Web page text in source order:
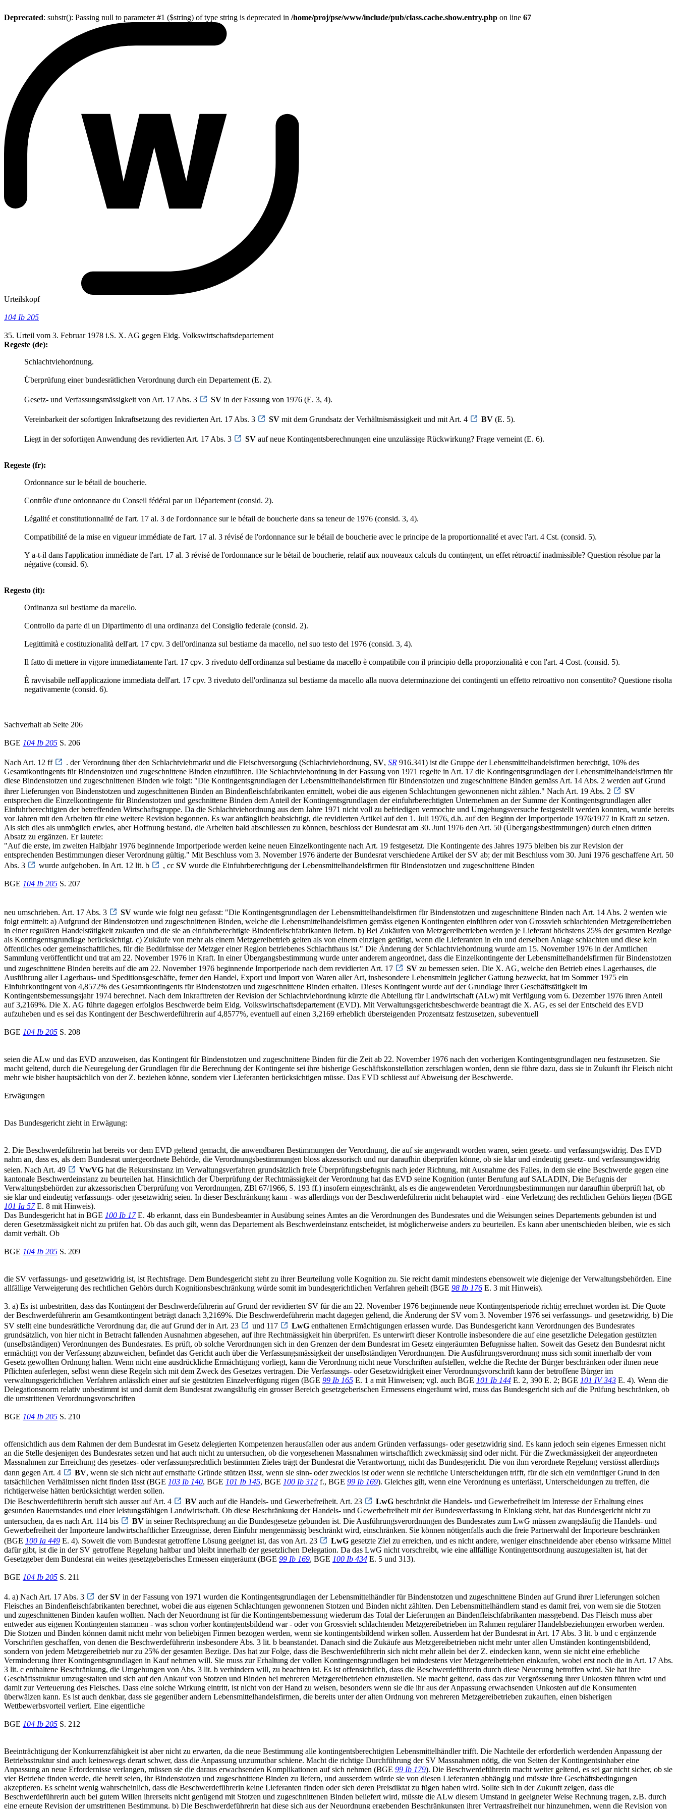
Deprecated: substr(): Passing null to parameter #1 ($string) of type string is deprecated in /home/proj/pse/www/include/pub/class.cache.show.entry.php on line 67
Urteilskopf
104 Ib 205
35. Urteil vom 3. Februar 1978 i.S. X. AG gegen Eidg. Volkswirtschaftsdepartement
Regeste (de):
Schlachtviehordnung.
Überprüfung einer bundesrätlichen Verordnung durch ein Departement (E. 2).
Gesetz- und Verfassungsmässigkeit von Art. 17 Abs. 3 SV in der Fassung von 1976 (E. 3, 4).
Vereinbarkeit der sofortigen Inkraftsetzung des revidierten Art. 17 Abs. 3 SV mit dem Grundsatz der Verhältnismässigkeit und mit Art. 4 BV (E. 5).
Liegt in der sofortigen Anwendung des revidierten Art. 17 Abs. 3 SV auf neue Kontingentsberechnungen eine unzulässige Rückwirkung? Frage verneint (E. 6).
Regeste (fr):
Ordonnance sur le bétail de boucherie.
Contrôle d'une ordonnance du Conseil fédéral par un Département (consid. 2).
Légalité et constitutionnalité de l'art. 17 al. 3 de l'ordonnance sur le bétail de boucherie dans sa teneur de 1976 (consid. 3, 4).
Compatibilité de la mise en vigueur immédiate de l'art. 17 al. 3 révisé de l'ordonnance sur le bétail de boucherie avec le principe de la proportionnalité et avec l'art. 4 Cst. (consid. 5).
Y a-t-il dans l'application immédiate de l'art. 17 al. 3 révisé de l'ordonnance sur le bétail de boucherie, relatif aux nouveaux calculs du contingent, un effet rétroactif inadmissible? Question résolue par la
négative (consid. 6).
Regesto (it):
Ordinanza sul bestiame da macello.
Controllo da parte di un Dipartimento di una ordinanza del Consiglio federale (consid. 2).
Legittimità e costituzionalità dell'art. 17 cpv. 3 dell'ordinanza sul bestiame da macello, nel suo testo del 1976 (consid. 3, 4).
Il fatto di mettere in vigore immediatamente l'art. 17 cpv. 3 riveduto dell'ordinanza sul bestiame da macello è compatibile con il principio della proporzionalità e con l'art. 4 Cost. (consid. 5).
È ravvisabile nell'applicazione immediata dell'art. 17 cpv. 3 riveduto dell'ordinanza sul bestiame da macello alla nuova determinazione dei contingenti un effetto retroattivo non consentito? Questione risolta
negativamente (consid. 6).
Sachverhalt ab Seite 206
BGE 104 Ib 205 S. 206
Nach Art. 12 ff . der Verordnung über den Schlachtviehmarkt und die Fleischversorgung (Schlachtviehordnung, SV, SR 916.341) ist die Gruppe der Lebensmittelhandelsfirmen berechtigt, 10% des
Gesamtkontingents für Bindenstotzen und zugeschnittene Binden einzuführen. Die Schlachtviehordnung in der Fassung von 1971 regelte in Art. 17 die Kontingentsgrundlagen der Lebensmittelhandelsfirmen für
diese Bindenstotzen und zugeschnittenen Binden wie folgt: "Die Kontingentsgrundlagen der Lebensmittelhandelsfirmen für Bindenstotzen und zugeschnittene Binden gemäss Art. 14 Abs. 2 werden auf Grund
ihrer Lieferungen von Bindenstotzen und zugeschnittenen Binden an Bindenfleischfabrikanten ermittelt, wobei die aus eigenen Schlachtungen gewonnenen nicht zählen." Nach Art. 19 Abs. 2
SV
entsprechen die Einzelkontingente für Bindenstotzen und geschnittene Binden dem Anteil der Kontingentsgrundlagen der einfuhrberechtigten Unternehmen an der Summe der Kontingentsgrundlagen aller
Einfuhrberechtigten der betreffenden Wirtschaftsgruppe. Da die Schlachtviehordnung aus dem Jahre 1971 nicht voll zu befriedigen vermochte und Umgehungsversuche festgestellt werden konnten, wurde bereits
vor Jahren mit den Arbeiten für eine weitere Revision begonnen. Es war anfänglich beabsichtigt, die revidierten Artikel auf den 1. Juli 1976, d.h. auf den Beginn der Importperiode 1976/1977 in Kraft zu setzen.
Als sich dies als unmöglich erwies, aber Hoffnung bestand, die Arbeiten bald abschliessen zu können, beschloss der Bundesrat am 30. Juni 1976 den Art. 50 (Übergangsbestimmungen) durch einen dritten
Absatz zu ergänzen. Er lautete:
"Auf die erste, im zweiten Halbjahr 1976 beginnende Importperiode werden keine neuen Einzelkontingente nach Art. 19 festgesetzt. Die Kontingente des Jahres 1975 bleiben bis zur Revision der
entsprechenden Bestimmungen dieser Verordnung gültig." Mit Beschluss vom 3. November 1976 änderte der Bundesrat verschiedene Artikel der SV ab; der mit Beschluss vom 30. Juni 1976 geschaffene Art. 50
Abs. 3
wurde aufgehoben. In Art. 12 lit. b , cc SV wurde die Einfuhrberechtigung der Lebensmittelhandelsfirmen für Bindenstotzen und zugeschnittene Binden
BGE 104 Ib 205 S. 207
neu umschrieben. Art. 17 Abs. 3 SV wurde wie folgt neu gefasst: "Die Kontingentsgrundlagen der Lebensmittelhandelsfirmen für Bindenstotzen und zugeschnittene Binden nach Art. 14 Abs. 2 werden wie
folgt ermittelt: a) Aufgrund der Bindenstotzen und zugeschnittenen Binden, welche die Lebensmittelhandelsfirmen gemäss eigenen Kontingenten einführen oder von Grossvieh schlachtenden Metzgereibetrieben
in einer regulären Handelstätigkeit zukaufen und die sie an einfuhrberechtigte Bindenfleischfabrikanten liefern. b) Bei Zukäufen von Metzgereibetrieben werden je Lieferant höchstens 25% der gesamten Bezüge
als Kontingentsgrundlage berücksichtigt. c) Zukäufe von mehr als einem Metzgereibetrieb gelten als von einem einzigen getätigt, wenn die Lieferanten in ein und derselben Anlage schlachten und diese kein
öffentliches oder gemeinschaftliches, für die Bedürfnisse der Metzger einer Region betriebenes Schlachthaus ist." Die Änderung der Schlachtviehordnung wurde am 15. November 1976 in der Amtlichen
Sammlung veröffentlicht und trat am 22. November 1976 in Kraft. In einer Übergangsbestimmung wurde unter anderem angeordnet, dass die Einzelkontingente der Lebensmittelhandelsfirmen für Bindenstotzen
und zugeschnittene Binden bereits auf die am 22. November 1976 beginnende Importperiode nach dem revidierten Art. 17
SV zu bemessen seien. Die X. AG, welche den Betrieb eines Lagerhauses, die
Ausführung aller Lagerhaus- und Speditionsgeschäfte, ferner den Handel, Export und Import von Waren aller Art, insbesondere Lebensmitteln jeglicher Gattung bezweckt, hat im Sommer 1975 ein
Einfuhrkontingent von 4,8572% des Gesamtkontingents für Bindenstotzen und zugeschnittene Binden erhalten. Dieses Kontingent wurde auf der Grundlage ihrer Geschäftstätigkeit im
Kontingentsbemessungsjahr 1974 berechnet. Nach dem Inkrafttreten der Revision der Schlachtviehordnung kürzte die Abteilung für Landwirtschaft (ALw) mit Verfügung vom 6. Dezember 1976 ihren Anteil
auf 3,2169%. Die X. AG führte dagegen erfolglos Beschwerde beim Eidg. Volkswirtschaftsdepartement (EVD). Mit Verwaltungsgerichtsbeschwerde beantragt die X. AG, es sei der Entscheid des EVD
aufzuheben und es sei das Kontingent der Beschwerdeführerin auf 4,8577%, eventuell auf einen 3,2169 erheblich übersteigenden Prozentsatz festzusetzen, subeventuell
BGE 104 Ib 205 S. 208
seien die ALw und das EVD anzuweisen, das Kontingent für Bindenstotzen und zugeschnittene Binden für die Zeit ab 22. November 1976 nach den vorherigen Kontingentsgrundlagen neu festzusetzen. Sie
macht geltend, durch die Neuregelung der Grundlagen für die Berechnung der Kontingente sei ihre bisherige Geschäftskonstellation zerschlagen worden, denn sie führe dazu, dass sie in Zukunft ihr Fleisch nicht
mehr wie bisher hauptsächlich von der Z. beziehen könne, sondern vier Lieferanten berücksichtigen müsse. Das EVD schliesst auf Abweisung der Beschwerde.
Erwägungen
Das Bundesgericht zieht in Erwägung:
2. Die Beschwerdeführerin hat bereits vor dem EVD geltend gemacht, die anwendbaren Bestimmungen der Verordnung, die auf sie angewandt worden waren, seien gesetz- und verfassungswidrig. Das EVD
nahm an, dass es, als dem Bundesrat untergeordnete Behörde, die Verordnungsbestimmungen bloss akzessorisch und nur daraufhin überprüfen könne, ob sie klar und eindeutig gesetz- und verfassungswidrig
seien. Nach Art. 49
VwVG hat die Rekursinstanz im Verwaltungsverfahren grundsätzlich freie Überprüfungsbefugnis nach jeder Richtung, mit Ausnahme des Falles, in dem sie eine Beschwerde gegen eine
kantonale Beschwerdeinstanz zu beurteilen hat. Hinsichtlich der Überprüfung der Rechtmässigkeit der Verordnung hat das EVD seine Kognition (unter Berufung auf SALADIN, Die Befugnis der
Verwaltungsbehörden zur akzessorischen Überprüfung von Verordnungen, ZBl 67/1966, S. 193 ff.) insofern eingeschränkt, als es die angewendeten Verordnungsbestimmungen nur daraufhin überprüft hat, ob
sie klar und eindeutig verfassungs- oder gesetzwidrig seien. In dieser Beschränkung kann - was allerdings von der Beschwerdeführerin nicht behauptet wird - eine Verletzung des rechtlichen Gehörs liegen (BGE
101 Ia 57E. 8 mit Hinweis).
Das Bundesgericht hat in BGE 100 Ib 17E. 4b erkannt, dass ein Bundesbeamter in Ausübung seines Amtes an die Verordnungen des Bundesrates und die Weisungen seines Departements gebunden ist und
deren Gesetzmässigkeit nicht zu prüfen hat. Ob das auch gilt, wenn das Departement als Beschwerdeinstanz entscheidet, ist möglicherweise anders zu beurteilen. Es kann aber unentschieden bleiben, wie es sich
damit verhält. Ob
BGE 104 Ib 205 S. 209
die SV verfassungs- und gesetzwidrig ist, ist Rechtsfrage. Dem Bundesgericht steht zu ihrer Beurteilung volle Kognition zu. Sie reicht damit mindestens ebensoweit wie diejenige der Verwaltungsbehörden. Eine
allfällige Verweigerung des rechtlichen Gehörs durch Kognitionsbeschränkung würde somit im bundesgerichtlichen Verfahren geheilt (BGE 98 Ib 176 E. 3 mit Hinweis).
3. a) Es ist unbestritten, dass das Kontingent der Beschwerdeführerin auf Grund der revidierten SV für die am 22. November 1976 beginnende neue Kontingentsperiode richtig errechnet worden ist. Die Quote
der Beschwerdeführerin am Gesamtkontingent beträgt danach 3,2169%. Die Beschwerdeführerin macht dagegen geltend, die Änderung der SV vom 3. November 1976 sei verfassungs- und gesetzwidrig. b) Die
SV stellt eine bundesrätliche Verordnung dar, die auf Grund der in Art. 23
und 117 LwG enthaltenen Ermächtigungen erlassen wurde. Das Bundesgericht kann Verordnungen des Bundesrates
grundsätzlich, von hier nicht in Betracht fallenden Ausnahmen abgesehen, auf ihre Rechtmässigkeit hin überprüfen. Es unterwirft dieser Kontrolle insbesondere die auf eine gesetzliche Delegation gestützten
(unselbständigen) Verordnungen des Bundesrates. Es prüft, ob solche Verordnungen sich in den Grenzen der dem Bundesrat im Gesetz eingeräumten Befugnisse halten. Soweit das Gesetz den Bundesrat nicht
ermächtigt von der Verfassung abzuweichen, befindet das Gericht auch über die Verfassungsmässigkeit der unselbständigen Verordnungen. Die Ausführungsverordnung muss sich somit innerhalb der vom
Gesetz gewollten Ordnung halten. Wenn nicht eine ausdrückliche Ermächtigung vorliegt, kann die Verordnung nicht neue Vorschriften aufstellen, welche die Rechte der Bürger beschränken oder ihnen neue
Pflichten auferlegen, selbst wenn diese Regeln sich mit dem Zweck des Gesetzes vertragen. Die Verfassungs- oder Gesetzwidrigkeit einer Verordnungsvorschrift kann der betroffene Bürger im
verwaltungsgerichtlichen Verfahren anlässlich einer auf sie gestützten Einzelverfügung rügen (BGE 99 Ib 165 E. 1 a mit Hinweisen; vgl. auch BGE 101 Ib 144 E. 2, 390 E. 2; BGE 101 IV 343 E. 4). Wenn die
Delegationsnorm relativ unbestimmt ist und damit dem Bundesrat zwangsläufig ein grosser Bereich gesetzgeberischen Ermessens eingeräumt wird, muss das Bundesgericht sich auf die Prüfung beschränken, ob
die umstrittenen Verordnungsvorschriften
BGE 104 Ib 205 S. 210
offensichtlich aus dem Rahmen der dem Bundesrat im Gesetz delegierten Kompetenzen herausfallen oder aus andern Gründen verfassungs- oder gesetzwidrig sind. Es kann jedoch sein eigenes Ermessen nicht
an die Stelle desjenigen des Bundesrates setzen und hat auch nicht zu untersuchen, ob die vorgesehenen Massnahmen wirtschaftlich zweckmässig sind oder nicht. Für die Zweckmässigkeit der angeordneten
Massnahmen zur Erreichung des gesetzes- oder verfassungsrechtlich bestimmten Zieles trägt der Bundesrat die Verantwortung, nicht das Bundesgericht. Die von ihm verordnete Regelung verstösst allerdings
dann gegen Art. 4
BV, wenn sie sich nicht auf ernsthafte Gründe stützen lässt, wenn sie sinn- oder zwecklos ist oder wenn sie rechtliche Unterscheidungen trifft, für die sich ein vernünftiger Grund in den
tatsächlichen Verhältnissen nicht finden lässt (BGE 103 Ib 140, BGE 101 Ib 145, BGE 100 Ib 312 f., BGE 99 Ib 169). Gleiches gilt, wenn eine Verordnung es unterlässt, Unterscheidungen zu treffen, die
richtigerweise hätten berücksichtigt werden sollen.
Die Beschwerdeführerin beruft sich ausser auf Art. 4
BV auch auf die Handels- und Gewerbefreiheit. Art. 23 LwG beschränkt die Handels- und Gewerbefreiheit im Interesse der Erhaltung eines
gesunden Bauernstandes und einer leistungsfähigen Landwirtschaft. Ob diese Beschränkung der Handels- und Gewerbefreiheit mit der Bundesverfassung in Einklang steht, hat das Bundesgericht nicht zu
untersuchen, da es nach Art. 114 bis
BV in seiner Rechtsprechung an die Bundesgesetze gebunden ist. Die Ausführungsverordnungen des Bundesrates zum LwG müssen zwangsläufig die Handels- und
Gewerbefreiheit der Importeure landwirtschaftlicher Erzeugnisse, deren Einfuhr mengenmässig beschränkt wird, einschränken. Sie können nötigenfalls auch die freie Partnerwahl der Importeure beschränken
(BGE 100 Ia 449 E. 4). Soweit die vom Bundesrat getroffene Lösung geeignet ist, das von Art. 23 LwG gesetzte Ziel zu erreichen, und es nicht andere, weniger einschneidende aber ebenso wirksame Mittel
dafür gibt, ist die in der SV getroffene Regelung haltbar und bleibt innerhalb der gesetzlichen Delegation. Da das LwG nicht vorschreibt, wie eine allfällige Kontingentsordnung auszugestalten ist, hat der
Gesetzgeber dem Bundesrat ein weites gesetzgeberisches Ermessen eingeräumt (BGE 99 Ib 169, BGE 100 Ib 434 E. 5 und 313).
BGE 104 Ib 205 S. 211
4. a) Nach Art. 17 Abs. 3 derSV in der Fassung von 1971 wurden die Kontingentsgrundlagen der Lebensmittelhändler für Bindenstotzen und zugeschnittene Binden auf Grund ihrer Lieferungen solchen
Fleisches an Bindenfleischfabrikanten berechnet, wobei die aus eigenen Schlachtungen gewonnenen Stotzen und Binden nicht zählten. Den Lebensmittelhändlern stand es damit frei, von wem sie die Stotzen
und zugeschnittenen Binden kaufen wollten. Nach der Neuordnung ist für die Kontingentsbemessung wiederum das Total der Lieferungen an Bindenfleischfabrikanten massgebend. Das Fleisch muss aber
entweder aus eigenen Kontingenten stammen - was schon vorher kontingentsbildend war - oder von Grossvieh schlachtenden Metzgereibetrieben im Rahmen regulärer Handelsbeziehungen erworben werden.
Die Stotzen und Binden können damit nicht mehr von beliebigen Firmen bezogen werden, wenn sie kontingentsbildend wirken sollen. Ausserdem hat der Bundesrat in Art. 17 Abs. 3 lit. b und c ergänzende
Vorschriften geschaffen, von denen die Beschwerdeführerin insbesondere Abs. 3 lit. b beanstandet. Danach sind die Zukäufe aus Metzgereibetrieben nicht mehr unter allen Umständen kontingentsbildend,
sondern von jedem Metzgereibetrieb nur zu 25% der gesamten Bezüge. Das hat zur Folge, dass die Beschwerdeführerin sich nicht mehr allein bei der Z. eindecken kann, wenn sie nicht eine erhebliche
Verminderung ihrer Kontingentsgrundlagen in Kauf nehmen will. Sie muss zur Erhaltung der vollen Kontingentsgrundlagen bei mindestens vier Metzgereibetrieben einkaufen, wobei erst noch die in Art. 17 Abs.
3 lit. c enthaltene Beschränkung, die Umgehungen von Abs. 3 lit. b verhindern will, zu beachten ist. Es ist offensichtlich, dass die Beschwerdeführerin durch diese Neuerung betroffen wird. Sie hat ihre
Geschäftsstruktur umzugestalten und sich auf den Ankauf von Stotzen und Binden bei mehreren Metzgereibetrieben einzustellen. Sie macht geltend, dass das zur Vergrösserung ihrer Unkosten führen wird und
damit zur Verteuerung des Fleisches. Dass eine solche Wirkung eintritt, ist nicht von der Hand zu weisen, besonders wenn sie die ihr aus der Anpassung erwachsenden Unkosten auf die Konsumenten
überwälzen kann. Es ist auch denkbar, dass sie gegenüber andern Lebensmittelhandelsfirmen, die bereits unter der alten Ordnung von mehreren Metzgereibetrieben zukauften, einen bisherigen
Wettbewerbsvorteil verliert. Eine eigentliche
BGE 104 Ib 205 S. 212
Beeinträchtigung der Konkurrenzfähigkeit ist aber nicht zu erwarten, da die neue Bestimmung alle kontingentsberechtigten Lebensmittelhändler trifft. Die Nachteile der erforderlich werdenden Anpassung der
Betriebsstruktur sind auch keineswegs derart schwer, dass die Anpassung unzumutbar schiene. Macht die richtige Durchführung der SV Massnahmen nötig, die von Seiten der Kontingentsinhaber eine
Anpassung an neue Erfordernisse verlangen, müssen sie die daraus erwachsenden Komplikationen auf sich nehmen (BGE 99 Ib 179). Die Beschwerdeführerin macht weiter geltend, es sei gar nicht sicher, ob sie
vier Betriebe finden werde, die bereit seien, ihr Bindenstotzen und zugeschnittene Binden zu liefern, und ausserdem würde sie von diesen Lieferanten abhängig und müsste ihre Geschäftsbedingungen
akzeptieren. Es scheint wenig wahrscheinlich, dass die Beschwerdeführerin keine Lieferanten finden oder sich deren Preisdiktat zu fügen haben wird. Sollte sich in der Zukunft zeigen, dass die
Beschwerdeführerin auch bei gutem Willen ihrerseits nicht genügend mit Stotzen und zugeschnittenen Binden beliefert wird, müsste die ALw diesem Umstand in geeigneter Weise Rechnung tragen, z.B. durch
eine erneute Revision der umstrittenen Bestimmung. b) Die Beschwerdeführerin hat diese sich aus der Neuordnung ergebenden Beschränkungen ihrer Vertragsfreiheit nur hinzunehmen, wenn die Revision von